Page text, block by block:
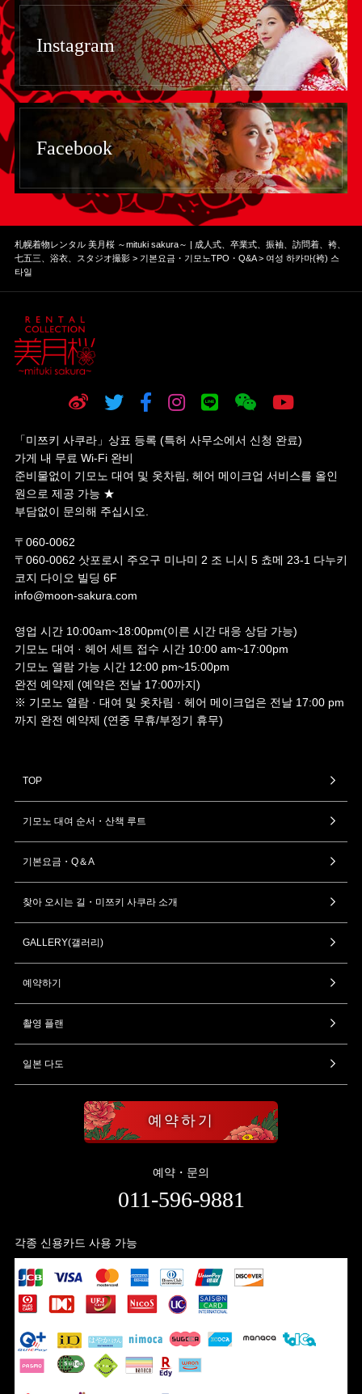
Instagram
Facebook
札幌着物レンタル 美月桜 ～mituki sakura～ | 成人式、卒業式、振袖、訪問着、袴、
七五三、浴衣、スタジオ撮影> 기본요금・기모노TPO・Q&A> 여성 하카마(袴) 스
타일
「미쯔키 사쿠라」상표 등록 (특허 사무소에서 신청 완료)
가게 내 무료 Wi-Fi 완비
준비물없이 기모노 대여 및 옷차림, 헤어 메이크업 서비스를 올인
원으로 제공 가능 ★
부담없이 문의해 주십시오.
〒060-0062
〒060-0062 삿포로시 주오구 미나미 2 조 니시 5 쵸메 23-1 다누키
코지 다이오 빌딩 6F
info@moon-sakura.com
영업 시간 10:00am~18:00pm(이른 시간 대응 상담 가능)
기모노 대여 · 헤어 세트 접수 시간 10:00 am~17:00pm
기모노 열람 가능 시간 12:00 pm~15:00pm
완전 예약제 (예약은 전날 17:00까지)
※ 기모노 열람 · 대여 및 옷차림 · 헤어 메이크업은 전날 17:00 pm
까지 완전 예약제 (연중 무휴/부정기 휴무)
TOP
기모노 대여 순서・산책 루트
기본요금・Q＆A
찾아 오시는 길・미쯔키 사쿠라 소개
GALLERY(갤러리)
예약하기
촬영 플랜
일본 다도
예약하기
예약・문의
011-596-9881
각종 신용카드 사용 가능